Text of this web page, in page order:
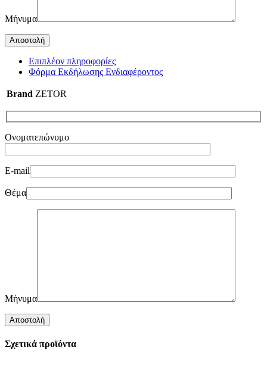
Μήνυμα
Επιπλέον πληροφορίες
Φόρμα Εκδήλωσης Ενδιαφέροντος
Brand ZETOR
Ονοματεπώνυμο
E-mail
Θέμα
Μήνυμα
Σχετικά προϊόντα